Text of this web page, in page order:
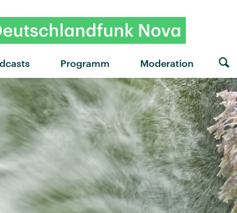
Programm Moderation
"People Don't Dance" von